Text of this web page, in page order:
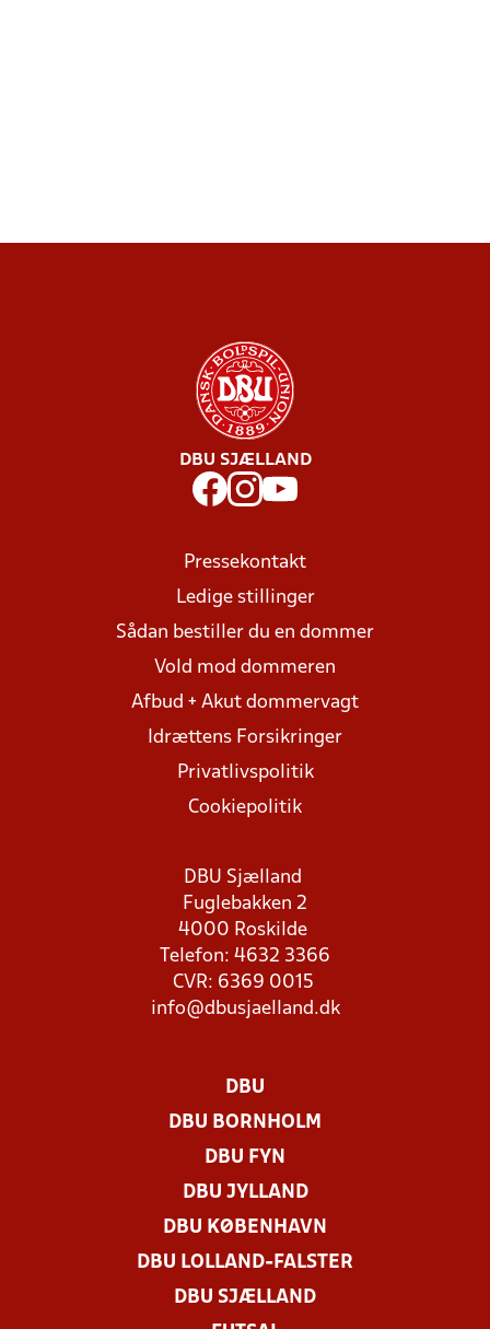
DBU SJÆLLAND
Pressekontakt
Ledige stillinger
Sådan bestiller du en dommer
Vold mod dommeren
Afbud + Akut dommervagt
Idrættens Forsikringer
Privatlivspolitik
Cookiepolitik
DBU Sjælland
Fuglebakken 2
4000 Roskilde
Telefon: 4632 3366
CVR: 6369 0015
info@dbusjaelland.dk
DBU
DBU BORNHOLM
DBU FYN
DBU JYLLAND
DBU KØBENHAVN
DBU LOLLAND-FALSTER
DBU SJÆLLAND